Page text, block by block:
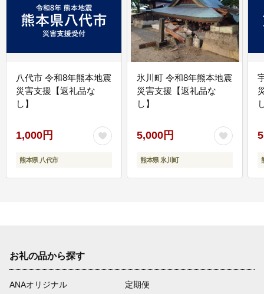
八代市 令和8年熊本地震
災害支援【返礼品な
し】
1,000円
熊本県 八代市
氷川町 令和8年熊本地震
災害支援【返礼品な
し】
5,000円
熊本県 氷川町
お礼の品から探す
ANAオリジナル
定期便